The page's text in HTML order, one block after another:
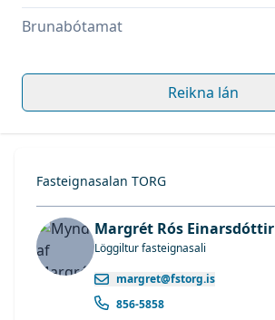
Brunabótamat
Reikna lán
Fasteignasalan TORG
Margrét Rós Einarsdóttir
Löggiltur fasteignasali
margret@fstorg.is
856-5858